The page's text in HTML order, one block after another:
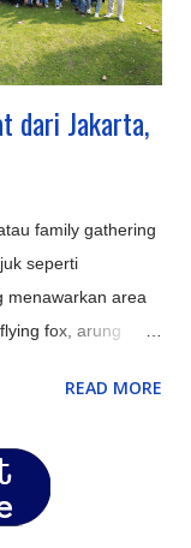
suasana m...
dari Jakarta,
family gathering
seperti
menawarkan area
fox, arung
efisiensi biaya,
suasana baru
untuk meeting
READ MORE